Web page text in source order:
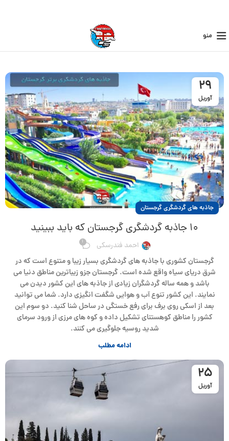
منو
29
آوریل
جاذبه های گردشگری گرجستان
۱۰ جاذبه گردشگری گرجستان که باید ببینید
احمد فندرسکی 1
گرجستان کشوری با جاذبه های گردشگری بسیار زیبا و متنوع است که در
شرق دریای سیاه واقع شده است. گرجستان جزو زیباترین مناطق دنیا می
باشد و همه ساله گردشگران زیادی از جاذبه های این کشور دیدن می
نمایند. این کشور تنوع آب و هوایی شگفت انگیزی دارد. شما می توانید
بعد از اسکی روی برف برای رفع خستگی در ساحل شنا کنید. دو سوم این
کشور را مناطق کوهستنای تشکیل داده و کوه های مرزی از ورود سرمای
شدید روسیه جلوگیری می کنند.
ادامه مطلب
25
آوریل